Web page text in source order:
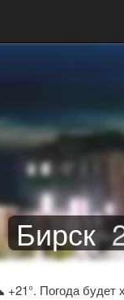
Бирск
+21°. Погода будет